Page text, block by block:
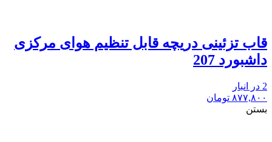
قاب تزئینی دریچه قابل تنظیم هوای مرکزی
داشبورد 207
2 در انبار
۸۷۷,۸۰۰ تومان
بستن